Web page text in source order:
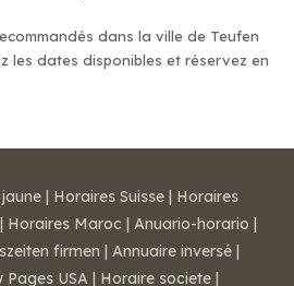
dans la ville de Teufen
les dates disponibles et réservez en
| Horaires Suisse | Horaires
| Horaires Maroc | Anuario-horario |
firmen | Annuaire inversé |
Pages USA | Horaire societe |